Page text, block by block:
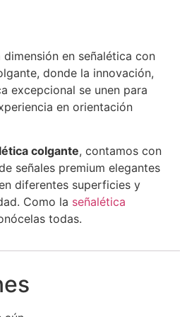
dimensión en señalética con
donde la innovación,
excepcional se unen para
en orientación
colgante, contamos con
señales premium elegantes
diferentes superficies y
Como la señalética
todas.